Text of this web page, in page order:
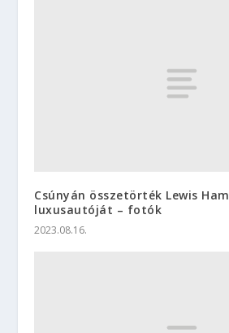
Csúnyán összetörték Lewis
luxusautóját – fotók
2023.08.16.